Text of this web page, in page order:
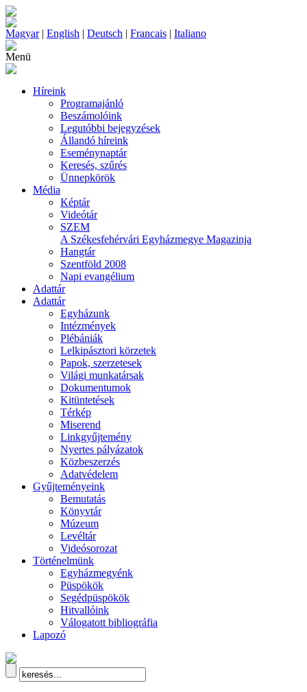
Magyar| English | Deutsch | Francais | Italiano
Menü
Híreink
Programajánló
Beszámolóink
Legutóbbi bejegyzések
Állandó híreink
Eseménynaptár
Keresés, szűrés
Ünnepkörök
Média
Képtár
Videótár
SZEM
A Székesfehérvári Egyházmegye Magazinja
Hangtár
Szentföld 2008
Napi evangélium
Adattár
Adattár
Egyházunk
Intézmények
Plébániák
Lelkipásztori körzetek
Papok, szerzetesek
Világi munkatársak
Dokumentumok
Kitüntetések
Térkép
Miserend
Linkgyűjtemény
Nyertes pályázatok
Közbeszerzés
Adatvédelem
Gyűjteményeink
Bemutatás
Könyvtár
Múzeum
Levéltár
Videósorozat
Történelmünk
Egyházmegyénk
Püspökök
Segédpüspökök
Hitvallóink
Válogatott bibliográfia
Lapozó